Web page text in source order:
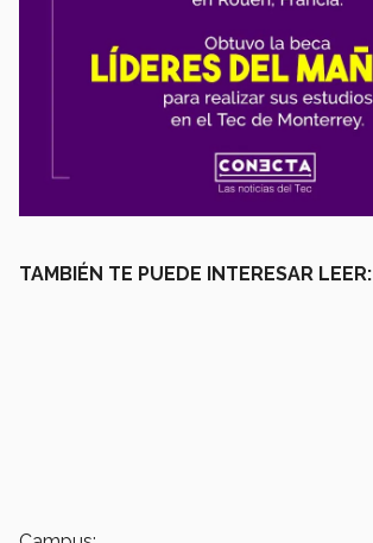
TAMBIÉN TE PUEDE INTERESAR LEER: